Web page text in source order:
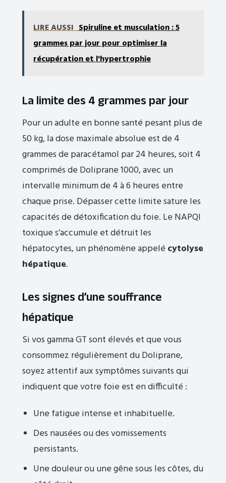
LIRE AUSSI Spiruline et musculation : 5
grammes par jour pour optimiser la
récupération et l'hypertrophie
La limite des 4 grammes par jour
Pour un adulte en bonne santé pesant plus de
50 kg, la dose maximale absolue est de 4
grammes de paracétamol par 24 heures, soit 4
comprimés de Doliprane 1000, avec un
intervalle minimum de 4 à 6 heures entre
chaque prise. Dépasser cette limite sature les
capacités de détoxification du foie. Le NAPQI
toxique s’accumule et détruit les
hépatocytes, un phénomène appelé cytolyse
hépatique.
Les signes d’une souffrance
hépatique
Si vos gamma GT sont élevés et que vous
consommez régulièrement du Doliprane,
soyez attentif aux symptômes suivants qui
indiquent que votre foie est en difficulté :
Une fatigue intense et inhabituelle.
Des nausées ou des vomissements
persistants.
Une douleur ou une gêne sous les côtes, du